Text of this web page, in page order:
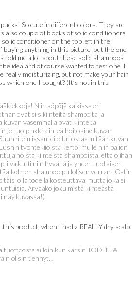
So cute in different colors. They are
also couple of blocks of solid conditioners
conditioner on the top left in the
buying anything in this picture, but the one
told me a lot about these solid shampoos
idea and of course wanted to test one. I
really moisturizing, but not make your hair
which one I bought? (It’s not in this
Niin söpöjä kaikissa eri
ovat siis kiinteitä shampoita ja
kuvan vasemmalla ovat kiinteitä
jo tuo pinkki kiinteä hoitoaine kuvan
ei ollut ostaa mitään kuvan
työntekijöistä kertoi mulle niin paljon
noista kiinteistä shampoista, että olihan
vaikutti niin hyvältä ja yhden tuollaisen
kolmen shampoo pullolisen verran! Ostin
olla todella kosteuttava, mutta joka ei
Arvaako joku mistä kiinteästä
näy kuvassa!)
product, when I had a REALLY dry scalp.
tuotteesta silloin kun kärsin TODELLA
olisin tiennyt…